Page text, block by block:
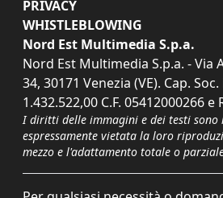
PRIVACY
WHISTLEBLOWING
Nord Est Multimedia S.p.a.
Nord Est Multimedia S.p.a. - Via
34, 30171 Venezia (VE). Cap.
1.432.522,00 C.F. 05412000266 e
I diritti delle immagini e dei testi sono
espressamente vietata la loro
mezzo e l'adattamento totale o